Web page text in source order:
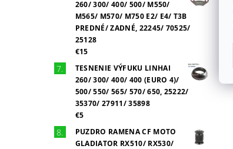
260/ 300/ 400/ 500/ M550/
M565/ M570/ M750 E2/ E4/ T3B
PREDNÉ/ ZADNÉ, 22245/ 70525/
25128
€15
TESNENIE VÝFUKU LINHAI
260/ 300/ 400/ 400 (EURO 4)/
500/ 550/ 565/ 570/ 650, 25222/
35370/ 27911/ 35898
€5
PUZDRO RAMENA CF MOTO
GLADIATOR RX510/ RX530/